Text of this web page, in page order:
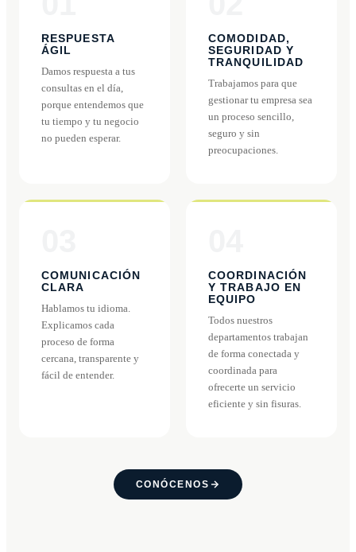
RESPUESTA
ÁGIL
Damos respuesta a tus
consultas en el día,
porque entendemos que
tu tiempo y tu negocio
no pueden esperar.
COMODIDAD,
SEGURIDAD Y
TRANQUILIDAD
Trabajamos para que
gestionar tu empresa sea
un proceso sencillo,
seguro y sin
preocupaciones.
COMUNICACIÓN
CLARA
Hablamos tu idioma.
Explicamos cada
proceso de forma
cercana, transparente y
fácil de entender.
COORDINACIÓN
Y TRABAJO EN
EQUIPO
Todos nuestros
departamentos trabajan
de forma conectada y
coordinada para
ofrecerte un servicio
eficiente y sin fisuras.
CONÓCENOS